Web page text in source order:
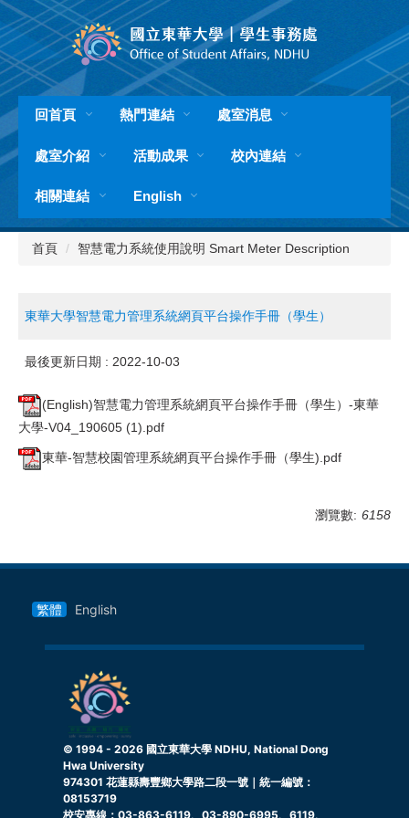
跳
到
主
要
內
容
區
回首頁 熱門連結 處室消息
處室介紹 活動成果 校內連結
相關連結 English
首頁 智慧電力系統使用說明 Smart Meter Description
東華大學智慧電力管理系統網頁平台操作手冊（學生）
最後更新日期 : 2022-10-03
(English)智慧電力管理系統網頁平台操作手冊（學生）-東華
大學-V04_190605 (1).pdf
東華-智慧校園管理系統網頁平台操作手冊（學生).pdf
瀏覽數: 6158
繁體 English
© 1994 - 2026 國立東華大學 NDHU, National Dong
Hwa University
974301 花蓮縣壽豐鄉大學路二段一號｜統一編號：
08153719
校安專線：03-863-6119、03-890-6995、6119、